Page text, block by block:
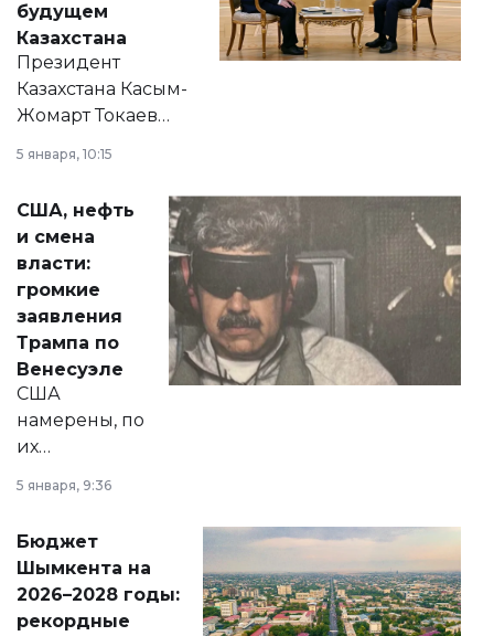
будущем
Казахстана
Президент
Казахстана Касым-
Жомарт Токаев
сразу несколько
актуальных тем —
от слухов о
политических
реформах до
вопросов армии,
экономики и
личного здоровья.
5 января, 10:15
США, нефть
и смена
власти:
громкие
заявления
Трампа по
Венесуэле
США
намерены, по
их
принести
народу
Венесуэлы.
5 января, 9:36
Бюджет
Шымкента на
2026–2028 годы:
рекордные